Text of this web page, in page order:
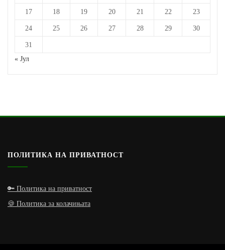
17 18 19 20 21 22 23
24 25 26 27 28 29 30
31
« Јул
ПОЛИТИКА НА ПРИВАТНОСТ
🔑 Политика на приватност
🍪 Политика за колачињата